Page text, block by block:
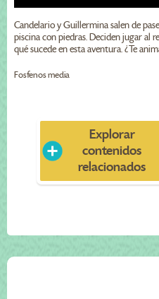
Candelario y Guillermina salen de
piscina con piedras. Deciden jugar al
qué sucede en esta aventura. ¿Te
Fosfenos media
Explorar
contenidos
relacionados